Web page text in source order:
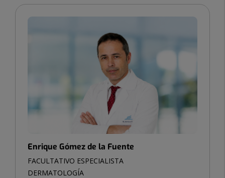
Enrique Gómez de la Fuente
FACULTATIVO ESPECIALISTA
DERMATOLOGÍA